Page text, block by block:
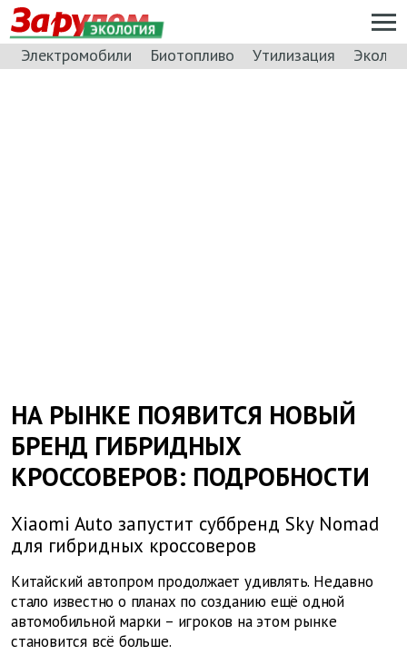
ЭКОЛОГИЯ
Электромобили Биотопливо Утилизация
НА РЫНКЕ ПОЯВИТСЯ НОВЫЙ
БРЕНД ГИБРИДНЫХ
КРОССОВЕРОВ: ПОДРОБНОСТИ
Xiaomi Auto запустит суббренд Sky Nomad
для гибридных кроссоверов
Китайский автопром продолжает удивлять. Недавно
стало известно о планах по созданию ещё одной
автомобильной марки – игроков на этом рынке
становится всё больше.